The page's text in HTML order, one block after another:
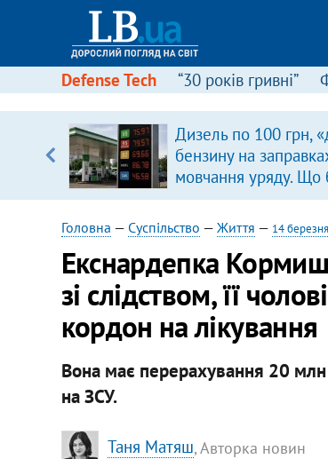
Defense Tech “30 років гривні”
Дизель по 100 грн,
бензину на
мовчання уряду. Що
цінами на пальне?
Головна — Суспільство — Життя — 14
Екснардепка
зі слідством, її
кордон на лікування
Вона має перерахування 20
на ЗСУ.
Таня Матяш, Авторка новин